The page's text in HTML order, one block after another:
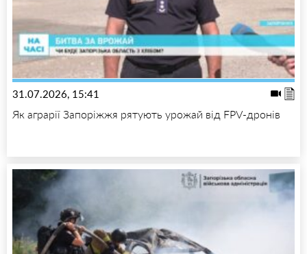
31.07.2026, 15:41
Як аграрії Запоріжжя рятують урожай від FPV-дронів